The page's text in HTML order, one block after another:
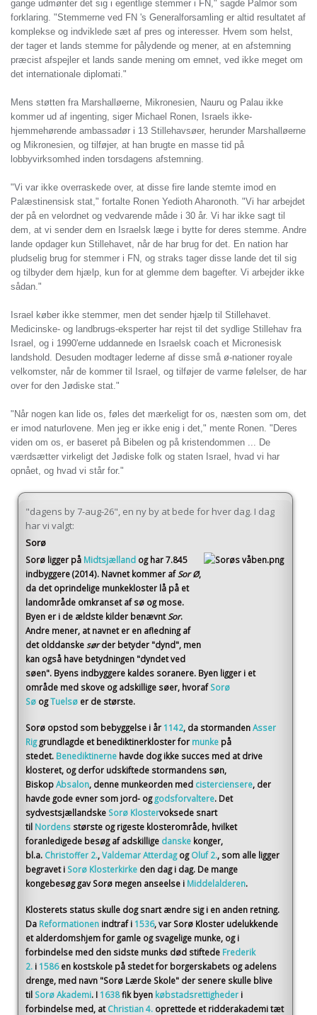
gange udmønter det sig i egentlige stemmer i FN," sagde Palmor som
forklaring. "Stemmerne ved FN 's Generalforsamling er altid resultatet af
komplekse og indviklede sæt af pres og interesser. Hvem som helst,
der tager et lands stemme for pålydende og mener, at en afstemning
præcist afspejler et lands sande mening om emnet, ved ikke meget om
det internationale diplomati."
Mens støtten fra Marshalløerne, Mikronesien, Nauru og Palau ikke
kommer ud af ingenting, siger Michael Ronen, Israels ikke-
hjemmehørende ambassadør i 13 Stillehavsøer, herunder Marshalløerne
og Mikronesien, og tilføjer, at han brugte en masse tid på
lobbyvirksomhed inden torsdagens afstemning.
"Vi var ikke overraskede over, at disse fire lande stemte imod en
Palæstinensisk stat," fortalte Ronen Yedioth Aharonoth. "Vi har arbejdet
der på en velordnet og vedvarende måde i 30 år. Vi har ikke sagt til
dem, at vi sender dem en Israelsk læge i bytte for deres stemme. Andre
lande opdager kun Stillehavet, når de har brug for det. En nation har
pludselig brug for stemmer i FN, og straks tager disse lande det til sig
og tilbyder dem hjælp, kun for at glemme dem bagefter. Vi arbejder ikke
sådan."
Israel køber ikke stemmer, men det sender hjælp til Stillehavet.
Medicinske- og landbrugs-eksperter har rejst til det sydlige Stillehav fra
Israel, og i 1990'erne uddannede en Israelsk coach et Micronesisk
landshold. Desuden modtager lederne af disse små ø-nationer royale
velkomster, når de kommer til Israel, og tilføjer de varme følelser, de har
over for den Jødiske stat."
"Når nogen kan lide os, føles det mærkeligt for os, næsten som om, det
er imod naturlovene. Men jeg er ikke enig i det," mente Ronen. "Deres
viden om os, er baseret på Bibelen og på kristendommen ... De
værdsætter virkeligt det Jødiske folk og staten Israel, hvad vi har
opnået, og hvad vi står for."
"dagens by 7-aug-26", en ny by at bede for hver dag. I dag
har vi valgt:
Sorø
Sorø ligger på Midtsjælland og har 7.845
indbyggere (2014). Navnet kommer af Sor Ø,
da det oprindelige munkekloster lå på et
landområde omkranset af sø og mose.
Byen er i de ældste kilder benævnt Sor.
Andre mener, at navnet er en afledning af
det olddanske sør der betyder "dynd", men
kan også have betydningen "dyndet ved
søen". Byens indbyggere kaldes soranere. Byen ligger i et
område med skove og adskillige søer, hvoraf Sorø
Sø ogTuelsø er de største.
Sorø opstod som bebyggelse i år 1142, da stormandenAsser
Rig grundlagde et benediktinerkloster for munke på
stedet. Benediktinerne havde dog ikke succes med at drive
klosteret, og derfor udskiftede stormandens søn,
BiskopAbsalon, denne munkeorden med cisterciensere, der
havde gode evner som jord- og godsforvaltere. Det
sydvestsjællandske Sorø Klostervoksede snart
til Nordens største og rigeste klosterområde, hvilket
foranledigede besøg af adskillige danske konger,
bl.a. Christoffer 2.,Valdemar Atterdag og Oluf 2., som alle ligger
begravet i Sorø Klosterkirke den dag i dag. De mange
kongebesøg gav Sorø megen anseelse i Middelalderen.
Klosterets status skulle dog snart ændre sig i en anden retning.
Da Reformationen indtraf i 1536, var Sorø Kloster udelukkende
et alderdomshjem for gamle og svagelige munke, og i
forbindelse med den sidste munks død stiftede Frederik
2. i 1586 en kostskole på stedet for borgerskabets og adelens
drenge, med navn "Sorø Lærde Skole" der senere skulle blive
til Sorø Akademi. I 1638fik byen købstadsrettigheder i
forbindelse med, at Christian 4. oprettede et ridderakademi tæt